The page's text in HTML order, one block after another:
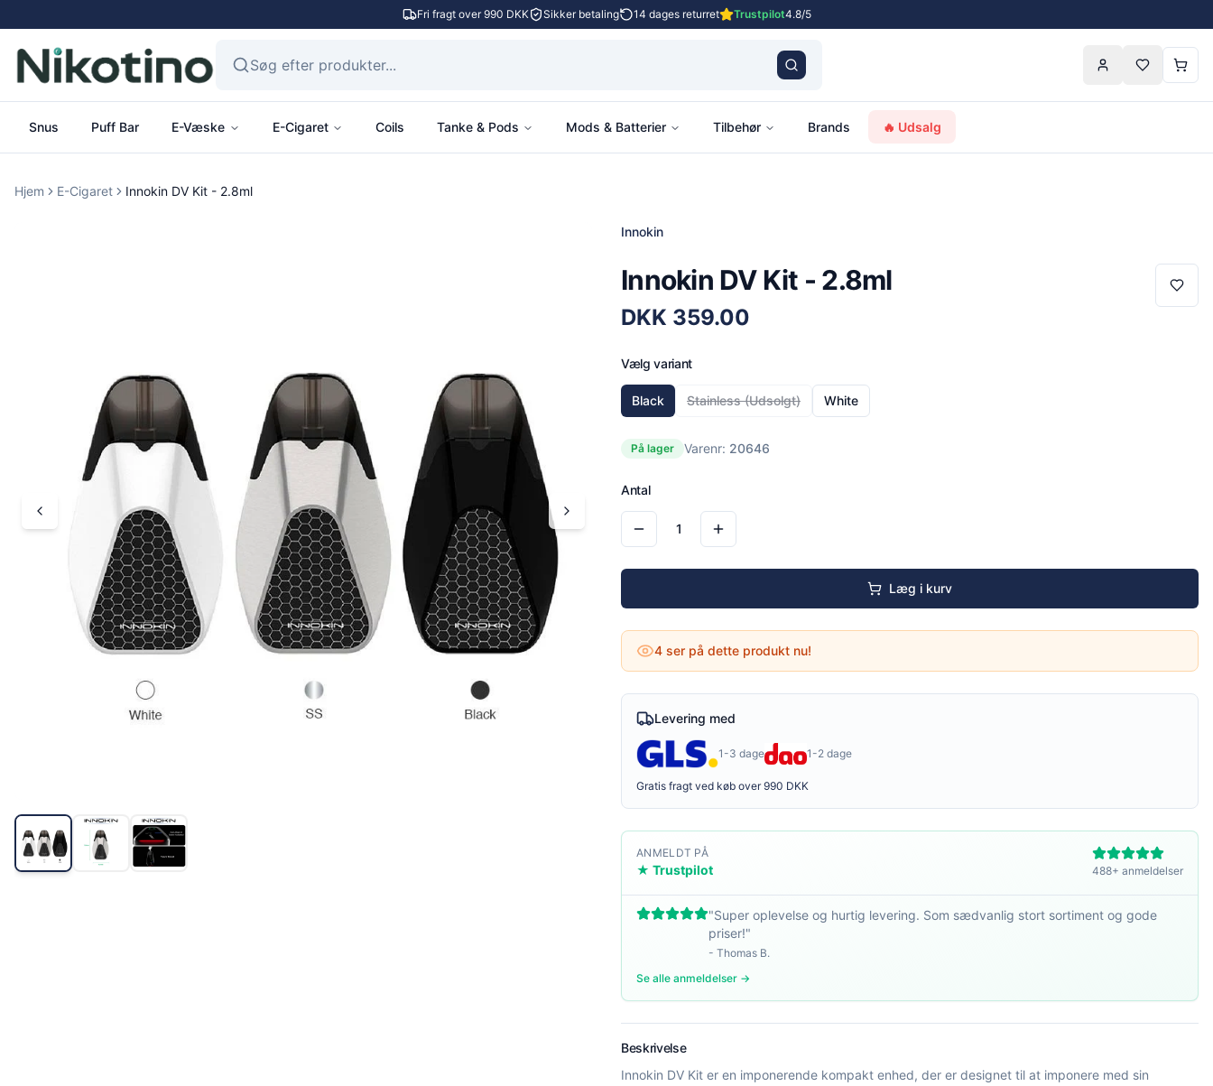
Fri fragt over 990 DKK Sikker betaling 14 dages returret Trustpilot4.8/5
Snus Puff Bar E-Væske E-Cigaret Coils Tanke & Pods Mods & Batterier Tilbehør Brands 🔥 Udsalg
Hjem E-Cigaret Innokin DV Kit - 2.8ml
Innokin
Innokin DV Kit - 2.8ml
DKK 359.00
Vælg variant
Black Stainless(Udsolgt) White
På lager Varenr: 20646
Antal
1
Læg i kurv
4 ser på dette produkt nu!
Levering med
1-3 dage 1-2 dage
Gratis fragt ved køb over 990 DKK
ANMELDT PÅ
★ Trustpilot 488+ anmeldelser
"Super oplevelse og hurtig levering. Som sædvanlig stort sortiment og gode
priser!"
- Thomas B.
Se alle anmeldelser →
Beskrivelse
Innokin DV Kit er en imponerende kompakt enhed, der er designet til at imponere med sin